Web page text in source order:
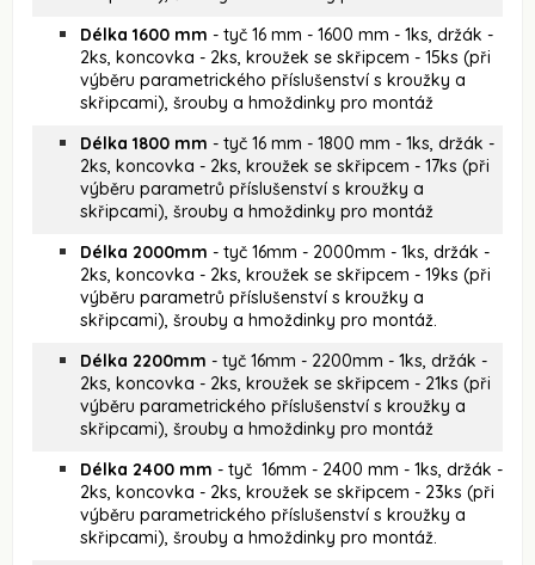
Délka 1600 mm - tyč 16 mm - 1600 mm - 1ks, držák -
2ks, koncovka - 2ks, kroužek se skřipcem - 15ks (při
výběru parametrického příslušenství s kroužky a
skřipcami), šrouby a hmoždinky pro montáž
Délka 1800 mm - tyč 16 mm - 1800 mm - 1ks, držák -
2ks, koncovka - 2ks, kroužek se skřipcem - 17ks (při
výběru parametrů příslušenství s kroužky a
skřipcami), šrouby a hmoždinky pro montáž
Délka 2000mm - tyč 16mm - 2000mm - 1ks, držák -
2ks, koncovka - 2ks, kroužek se skřipcem - 19ks (při
výběru parametrů příslušenství s kroužky a
skřipcami), šrouby a hmoždinky pro montáž.
Délka 2200mm - tyč 16mm - 2200mm - 1ks, držák -
2ks, koncovka - 2ks, kroužek se skřipcem - 21ks (při
výběru parametrického příslušenství s kroužky a
skřipcami), šrouby a hmoždinky pro montáž
Délka 2400 mm - tyč 16mm - 2400 mm - 1ks, držák -
2ks, koncovka - 2ks, kroužek se skřipcem - 23ks (při
výběru parametrického příslušenství s kroužky a
skřipcami), šrouby a hmoždinky pro montáž.